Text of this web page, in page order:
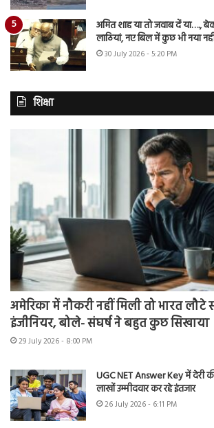
अमित शाह या तो जवाब दें या….,
लाठियां, नए बिल में कुछ भी नया
30 July 2026 - 5:20 PM
शिक्षा
अमेरिका में नौकरी नहीं मिली तो भारत लौटे
इंजीनियर, बोले- संघर्ष ने बहुत कुछ सिखाया
29 July 2026 - 8:00 PM
UGC NET Answer Key में देरी
लाखों उम्मीदवार कर रहे इंतजार
26 July 2026 - 6:11 PM